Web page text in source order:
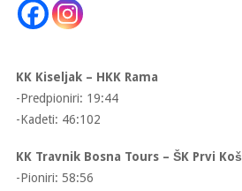
KK Kiseljak – HKK Rama
-Predpioniri: 19:44
-Kadeti: 46:102
KK Travnik Bosna Tours – ŠK Prvi Koš
-Pioniri: 58:56